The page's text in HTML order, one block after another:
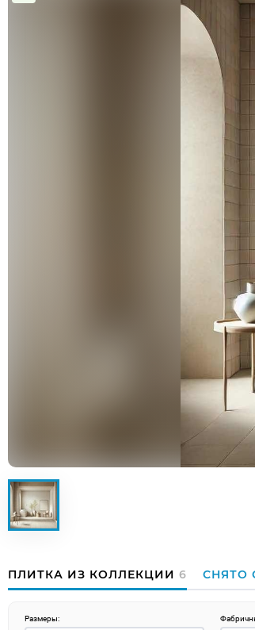
ПЛИТКА ИЗ КОЛЛЕКЦИИ 6 СНЯТО
Размеры: